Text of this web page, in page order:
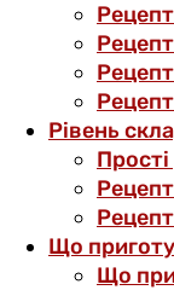
Рівень
Що
Що